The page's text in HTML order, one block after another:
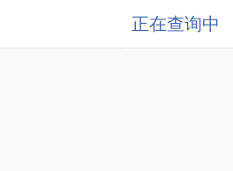
正在查询中